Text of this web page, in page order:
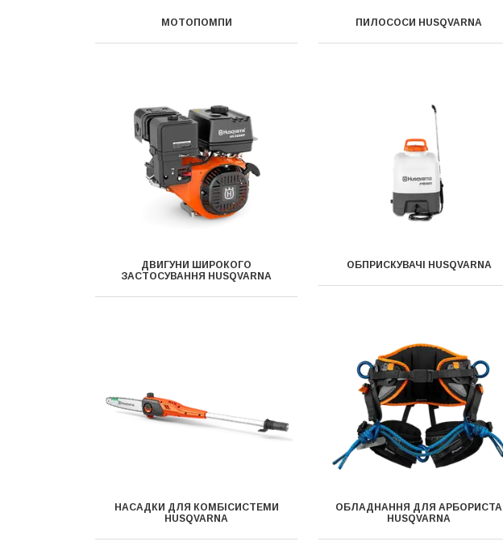
МОТОПОМПИ ПИЛОСОСИ HUSQVARNA
ДВИГУНИ ШИРОКОГО
ЗАСТОСУВАННЯ HUSQVARNA
ОБПРИСКУВАЧІ HUSQVARNA
НАСАДКИ ДЛЯ КОМБІСИСТЕМИ
HUSQVARNA
ОБЛАДНАННЯ ДЛЯ АРБОРИСТА
HUSQVARNA